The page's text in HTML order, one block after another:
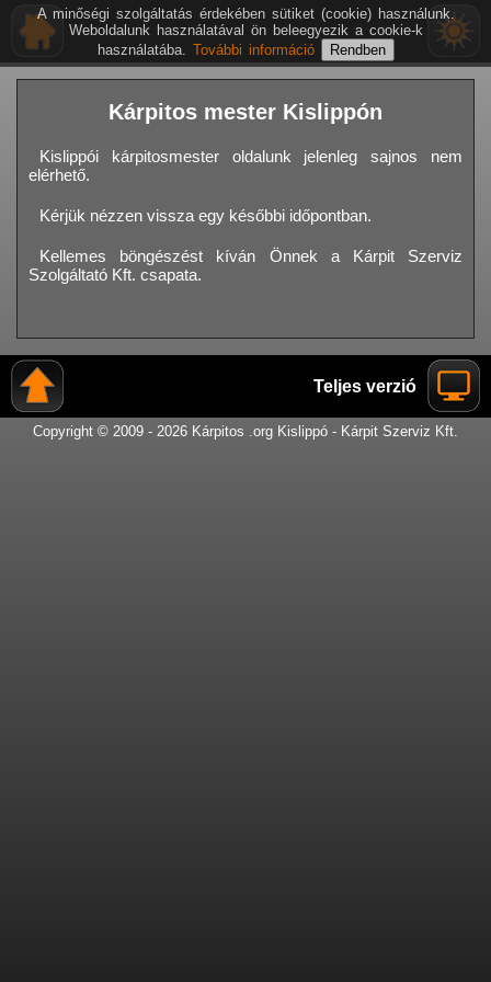
Kárpitos mester Kislippón
Kislippói kárpitosmester oldalunk jelenleg sajnos nem
elérhető.
Kérjük nézzen vissza egy későbbi időpontban.
Kellemes böngészést kíván Önnek a Kárpit Szerviz
Szolgáltató Kft. csapata.
Teljes verzió
Copyright © 2009 - 2026 Kárpitos .org Kislippó - Kárpit Szerviz Kft.
A minőségi szolgáltatás érdekében sütiket (cookie) használunk.
Weboldalunk használatával ön beleegyezik a cookie-k
használatába. További információ